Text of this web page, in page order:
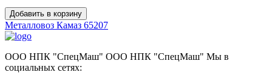
Добавить в корзину
Металловоз Камаз 65207
ООО НПК "СпецМаш" ООО НПК "СпецМаш" Мы в
социальных сетях: